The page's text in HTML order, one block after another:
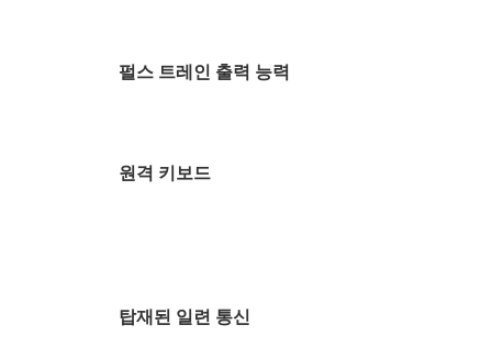
펄스 트레인 출력 능력
원격 키보드
탑재된 일련 통신